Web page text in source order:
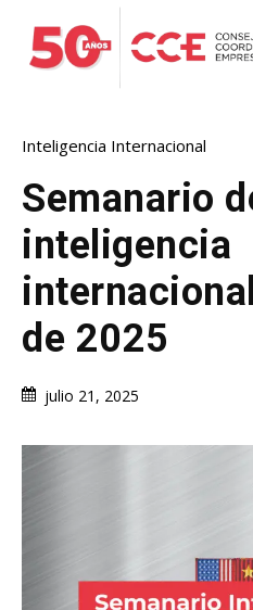
Inteligencia Internacional
Semanario
inteligencia
de 2025
julio 21, 2025